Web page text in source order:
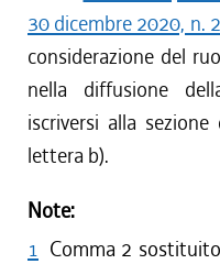
30 dicembre 2020, n.
considerazione del
nella diffusione
iscriversi alla
lettera b).
Note:
1 Comma 2